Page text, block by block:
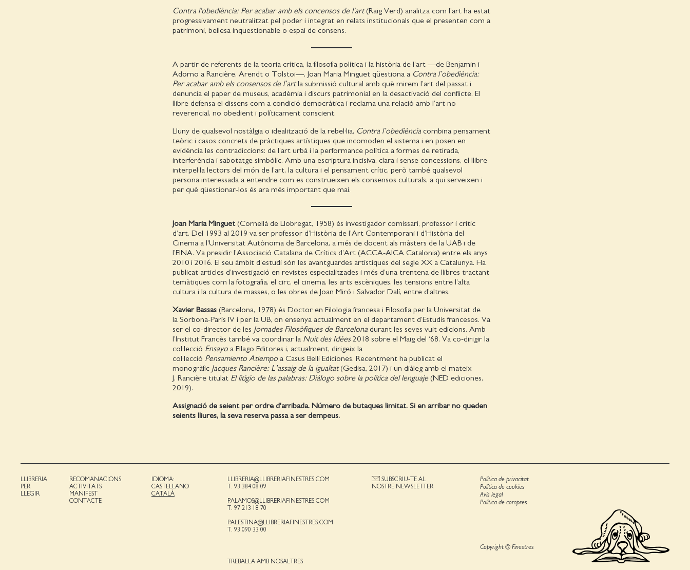
Contra l'obediència: Per acabar amb els concensos de l'art(Raig Verd) analitza com l’art ha estat
progressivament neutralitzat pel poder i integrat en relats institucionals que el presenten com a
patrimoni, bellesa inqüestionable o espai de consens.
A partir de referents de la teoria crítica, la filosofia política i la història de l’art —de Benjamin i
Adorno a Rancière, Arendt o Tolstoi—, Joan Maria Minguet qüestiona a Contra l’obediència:
Per acabar amb els consensos de l’artla submissió cultural amb què mirem l’art del passat i
denuncia el paper de museus, acadèmia i discurs patrimonial en la desactivació del conflicte. El
llibre defensa el dissens com a condició democràtica i reclama una relació amb l’art no
reverencial, no obedient i políticament conscient.
Lluny de qualsevol nostàlgia o idealització de la rebel·lia, Contra l’obediènciacombina pensament
teòric i casos concrets de pràctiques artístiques que incomoden el sistema i en posen en
evidència les contradiccions: de l’art urbà i la performance política a formes de retirada,
interferència i sabotatge simbòlic. Amb una escriptura incisiva, clara i sense concessions, el llibre
interpel·la lectors del món de l’art, la cultura i el pensament crític, però també qualsevol
persona interessada a entendre com es construeixen els consensos culturals, a qui serveixen i
per què qüestionar-los és ara més important que mai.
Joan Maria Minguet(Cornellà de Llobregat, 1958) és investigador comissari, professor i crític
d’art. Del 1993 al 2019 va ser professor d’Història de l’Art Contemporani i d’Història del
Cinema a l'Universitat Autònoma de Barcelona, a més de docent als màsters de la UAB i de
l’EINA. Va presidir l’Associació Catalana de Crítics d’Art (ACCA-AICA Catalonia) entre els anys
2010 i 2016. El seu àmbit d’estudi són les avantguardes artístiques del segle XX a Catalunya. Ha
publicat articles d’investigació en revistes especialitzades i més d’una trentena de llibres tractant
temàtiques com la fotografia, el circ, el cinema, les arts escèniques, les tensions entre l’alta
cultura i la cultura de masses, o les obres de Joan Miró i Salvador Dalí, entre d’altres.
Xavier Bassas(Barcelona, 1978) és Doctor en Filologia francesa i Filosofia per la Universitat de
la Sorbona-París IV i per la UB, on ensenya actu­alment en el departament d’Estudis francesos. Va
ser el co-director de les Jornades Filosòfiques de Barcelonadurant les seves vuit edicions. Amb
l’Institut Francès també va coordinar la Nuit des Idées2018 sobre el Maig del ‘68. Va co-dirigir la
col·lecció Ensayoa Ellago Editores i, actualment, dirigeix la
col·lecció Pensamiento Atiempoa Casus Belli Ediciones. Recentment ha publicat el
monogràfic Jacques Rancière: L’assaig de la igualtat(Gedisa, 2017) i un diàleg amb el mateix
J. Rancière titulat El litigio de las palabras: Diálogo sobre la política del lenguaje(NED ediciones,
2019).
Assignació de seient per ordre d'arribada. Número de butaques limitat. Si en arribar no queden
seients lliures, la seva reserva passa a ser dempeus.
LLIBRERIA
PER
LLEGIR
RECOMANACIONS
ACTIVITATS
MANIFEST
CONTACTE
IDIOMA:
CASTELLANO
CATALÀ
LLIBRERIA@LLIBRERIAFINESTRES.COM
T. 93 384 08 09
PALAMOS@LLIBRERIAFINESTRES.COM
T. 97 213 18 70
PALESTINA@LLIBRERIAFINESTRES.COM
T. 93 090 33 00
TREBALLA AMB NOSALTRES
SUBSCRIU-TE AL
NOSTRE NEWSLETTER
Política de privacitat
Política de cookies
Avís legal
Política de compres
Copyright © Finestres